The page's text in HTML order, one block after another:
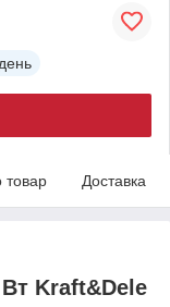
товар Доставка
Вт Kraft&Dele